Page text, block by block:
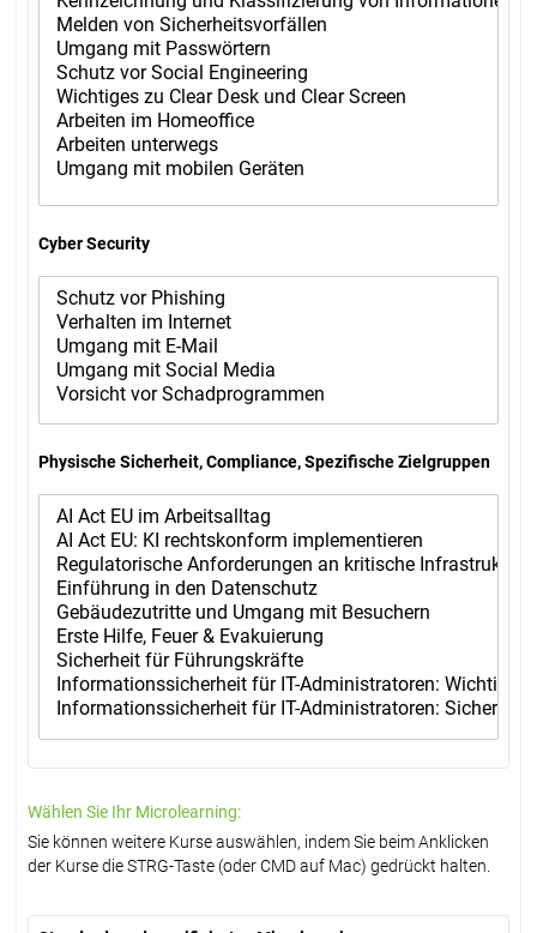
Cyber Security
Physische Sicherheit, Compliance, Spezifische Zielgruppen
Wählen Sie Ihr Microlearning:
Sie können weitere Kurse auswählen, indem Sie beim Anklicken
der Kurse die STRG-Taste (oder CMD auf Mac) gedrückt halten.